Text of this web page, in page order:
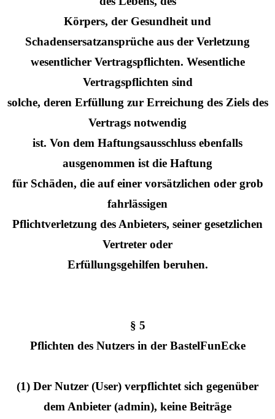
Körpers, der Gesundheit und
Schadensersatzansprüche aus der Verletzung
wesentlicher Vertragspflichten. Wesentliche
Vertragspflichten sind
solche, deren Erfüllung zur Erreichung des Ziels des
Vertrags notwendig
ist. Von dem Haftungsausschluss ebenfalls
ausgenommen ist die Haftung
für Schäden, die auf einer vorsätzlichen oder grob
fahrlässigen
Pflichtverletzung des Anbieters, seiner gesetzlichen
Vertreter oder
Erfüllungsgehilfen beruhen.
§ 5
Pflichten des Nutzers in der BastelFunEcke
(1) Der Nutzer (User) verpflichtet sich gegenüber
dem Anbieter (admin), keine Beiträge